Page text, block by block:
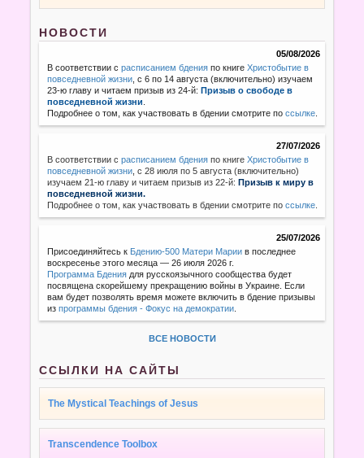
НОВОСТИ
05/08/2026
В соответствии срасписанием бдения по книгеХристобытие в
повседневной жизни , с 6 по 14 августа (включительно) изучаем
23-ю главу и читаем призыв из 24-й:Призыв о свободе в
повседневной жизни
Подробнее о том, как участвовать в бдении смотрите поссылке
27/07/2026
В соответствии с расписанием бдения по книгеХристобытие в
повседневной жизни с 28 июля по 5 августа (включительно)
изучаем 21-ю главу и читаем призыв из 22-й:Призыв к миру в
повседневной жизни.
Подробнее о том, как участвовать в бдении смотрите поссылке
25/07/2026
Присоединяйтесь к Бдению-500 Матери Марии в последнее
воскресенье этого месяца — 26 июля 2026 г.
Программа Бдения для русскоязычного сообщества будет
посвящена скорейшему прекращению войны в Украине. Если
вам будет позволять время можете включить в бдение призывы
изпрограммы бдения - Фокус на демократии
ВСЕ НОВОСТИ
ССЫЛКИ НА САЙТЫ
The Mystical Teachings of Jesus
Transcendence Toolbox